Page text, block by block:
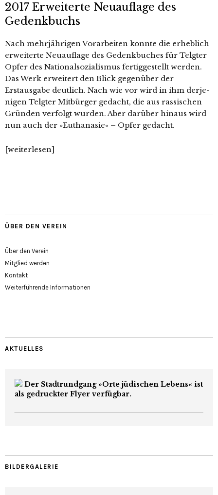
2017 Erweiterte Neuauflage des
Gedenkbuchs
Nach mehr­jäh­ri­gen Vorarbeiten konn­te die erheb­lich
erwei­ter­te Neuauflage des Gedenkbuches für Telgter
Opfer des Nationalsozialismus fer­tig­ge­stellt wer­den.
Das Werk erwei­tert den Blick gegen­über der
Erstausgabe deut­lich. Nach wie vor wird in ihm der­je­
ni­gen Telgter Mitbürger gedacht, die aus ras­si­schen
Gründen ver­folgt wur­den. Aber dar­über hin­aus wird
nun auch der »Euthanasie« – Opfer gedacht.
[wei­ter­le­sen]
ÜBER DEN VEREIN
Über den Verein
Mitglied werden
Kontakt
Weiterführende Informationen
AKTUELLES
Der Stadtrundgang »Orte jüdischen Lebens« ist
als gedruckter Flyer verfügbar.
BILDERGALERIE